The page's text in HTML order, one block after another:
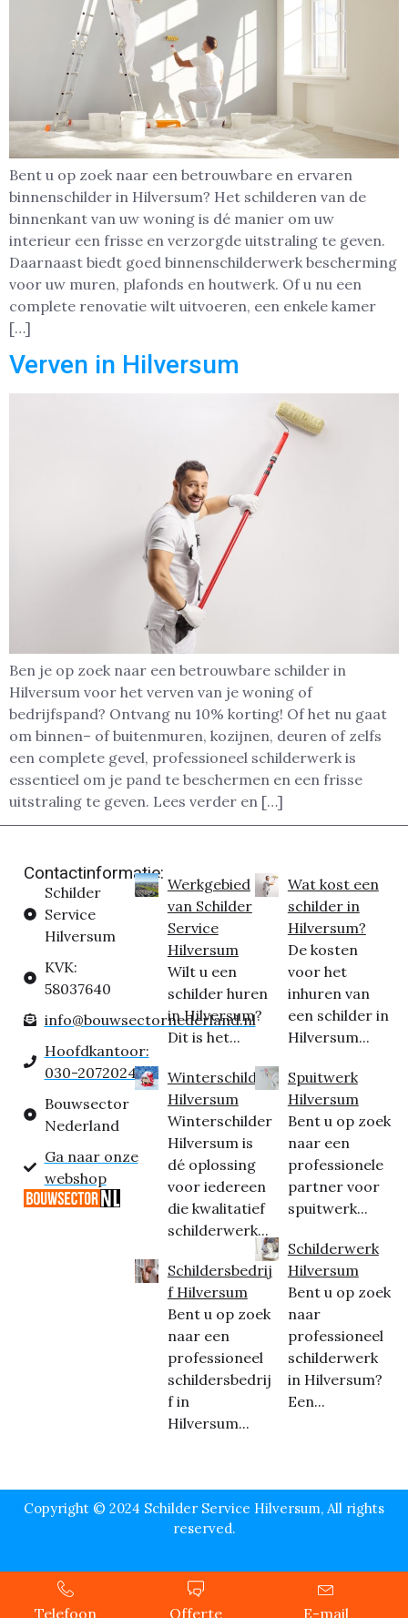
Bent u op zoek naar een betrouwbare en ervaren
binnenschilder in Hilversum? Het schilderen van de
binnenkant van uw woning is dé manier om uw
interieur een frisse en verzorgde uitstraling te geven.
Daarnaast biedt goed binnenschilderwerk bescherming
voor uw muren, plafonds en houtwerk. Of u nu een
complete renovatie wilt uitvoeren, een enkele kamer
[…]
Verven in Hilversum
Ben je op zoek naar een betrouwbare schilder in
Hilversum voor het verven van je woning of
bedrijfspand? Ontvang nu 10% korting! Of het nu gaat
om binnen– of buitenmuren, kozijnen, deuren of zelfs
een complete gevel, professioneel schilderwerk is
essentieel om je pand te beschermen en een frisse
uitstraling te geven. Lees verder en […]
Contactinformatie:
Schilder
Service
Hilversum
KVK:
58037640
info@bouwsectornederland.nl
Hoofdkantoor:
030-2072024
Bouwsector
Nederland
Ga naar onze
webshop
Werkgebied
van Schilder
Service
Hilversum
Wilt u een
schilder huren
in Hilversum?
Dit is het...
Winterschilder
Hilversum
Winterschilder
Hilversum is
dé oplossing
voor iedereen
die kwalitatief
schilderwerk...
Schildersbedrij
f Hilversum
Bent u op zoek
naar een
professioneel
schildersbedrij
f in
Hilversum...
Wat kost een
schilder in
Hilversum?
De kosten
voor het
inhuren van
een schilder in
Hilversum...
Spuitwerk
Hilversum
Bent u op zoek
naar een
professionele
partner voor
spuitwerk...
Schilderwerk
Hilversum
Bent u op zoek
naar
professioneel
schilderwerk
in Hilversum?
Een...
Copyright © 2024 Schilder Service Hilversum, All rights
reserved.
Telefoon Offerte E-mail